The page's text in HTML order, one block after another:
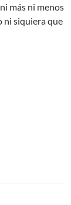
más ni menos
ni siquiera que